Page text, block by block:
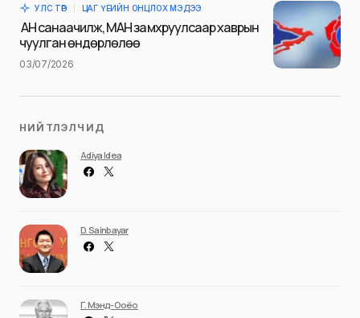
Илгээх
УЛС ТӨР ЦАГ ҮЕИЙН ОНЦЛОХ МЭДЭЭ
АН санаачилж, МАН замхруулсаар хаврын
чуулган өндөрлөлөө
03/07/2026
НИЙТЛЭЛЧИД
Adiya Idea
D. Sainbayar
Г. Мэнд-Ооёо